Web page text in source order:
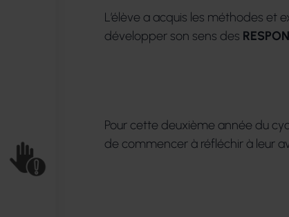
L’élève a acquis les méthodes et
développer son sens des
Pour cette deuxième année du
de commencer à réfléchir à leur